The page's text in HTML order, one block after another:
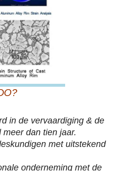
in de vervaardiging & de
dan tien jaar.
met uitstekend
onderneming met de